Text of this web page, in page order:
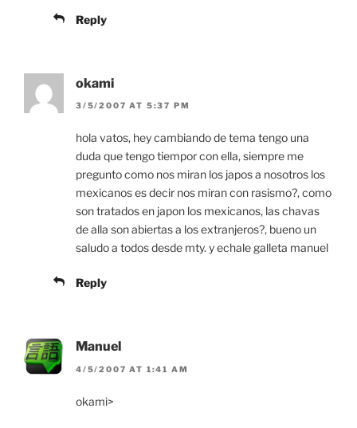
Reply
okami
3/5/2007 AT 5:37 PM
hola vatos, hey cambiando de tema tengo una
duda que tengo tiempor con ella, siempre me
pregunto como nos miran los japos a nosotros los
mexicanos es decir nos miran con rasismo?, como
son tratados en japon los mexicanos, las chavas
de alla son abiertas a los extranjeros?, bueno un
saludo a todos desde mty. y echale galleta manuel
Reply
Manuel
4/5/2007 AT 1:41 AM
okami>